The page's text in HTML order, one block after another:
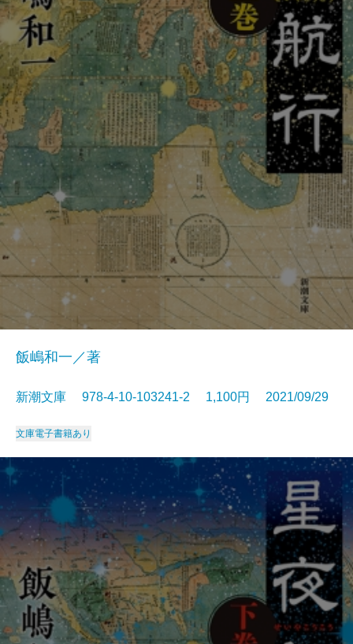
飯嶋和一／著
新潮文庫 978-4-10-103241-2 1,100円 2021/09/29
文庫電子書籍あり